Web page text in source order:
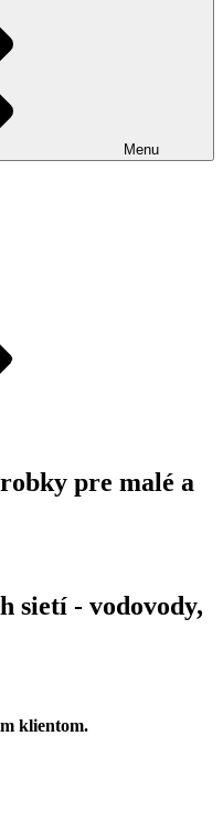
Menu
pre malé a
sietí - vodovody,
klientom.